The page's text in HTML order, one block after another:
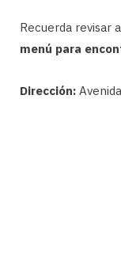
Recuerda revisar
menú para
Dirección: